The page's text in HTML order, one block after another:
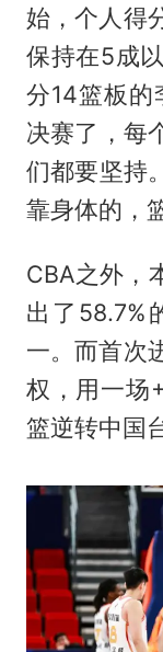
始，个人得
保持在5成
分14篮板的
决赛了，每
们都要坚持
靠身体的，
CBA之外，
出了58.7%
一。而首次
权，用一场
篮逆转中国